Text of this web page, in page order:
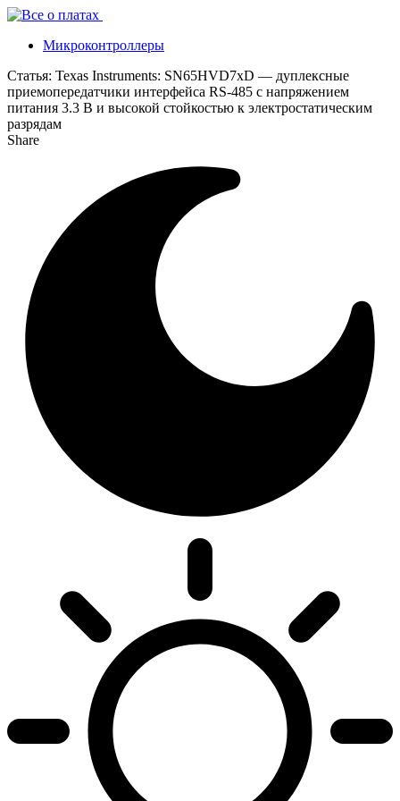
Микроконтроллеры
Статья: Texas Instruments: SN65HVD7xD — дуплексные
приемопередатчики интерфейса RS-485 с напряжением
питания 3.3 В и высокой стойкостью к электростатическим
разрядам
Share